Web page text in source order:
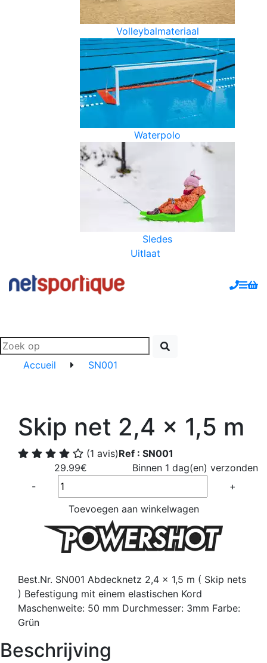
Volleybalmateriaal
Waterpolo
Sledes
Uitlaat
Accueil SN001
Skip net 2,4 x 1,5 m
(1 avis)Ref : SN001
29.99€
Binnen 1 dag(en) verzonden
Quantité
-
+
Toevoegen aan winkelwagen
Best.Nr. SN001 Abdecknetz 2,4 x 1,5 m ( Skip nets
) Befestigung mit einem elastischen Kord
Maschenweite: 50 mm Durchmesser: 3mm Farbe:
Grün
Beschrijving